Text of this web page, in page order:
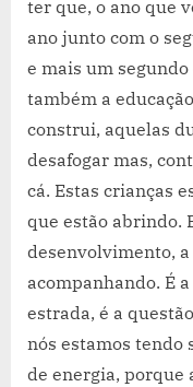
ter que, o ano que
ano junto com o
e mais um
também a
construi, aquelas
desafogar mas,
cá. Estas crianças
que estão abrindo.
desenvolvimento,
acompanhando. É
estrada, é a
nós estamos tendo
de energia, porque